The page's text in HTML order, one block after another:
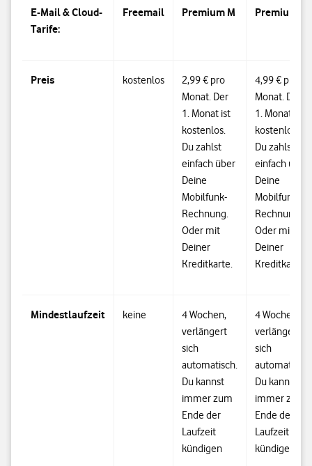
E-Mail & Cloud-
Tarife:
Freemail Premium M Premium L
Preis kostenlos
2,99 € pro
Monat. Der
1. Monat ist
kostenlos.
Du zahlst
einfach über
Deine
Mobilfunk-
Rechnung.
Oder mit
Deiner
Kreditkarte.
4,99 € pro
Monat. Der
1. Monat ist
kostenlos.
Du zahlst
einfach über
Deine
Mobilfunk-
Rechnung.
Oder mit
Deiner
Kreditkarte.
Mindestlaufzeit keine
4 Wochen,
verlängert
sich
automatisch.
Du kannst
immer zum
Ende der
Laufzeit
kündigen
4 Wochen,
verlängert
sich
automatisch.
Du kannst
immer zum
Ende der
Laufzeit
kündigen